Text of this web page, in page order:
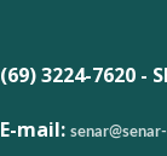
(69) 3224-7620 -
E-mail: